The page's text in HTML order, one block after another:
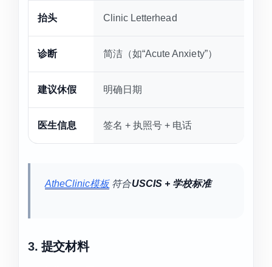
抬头 Clinic Letterhead
诊断 简洁（如“Acute Anxiety”）
建议休假 明确日期
医生信息 签名 + 执照号 + 电话
AtheClinic模板符合USCIS + 学校标准
3. 提交材料